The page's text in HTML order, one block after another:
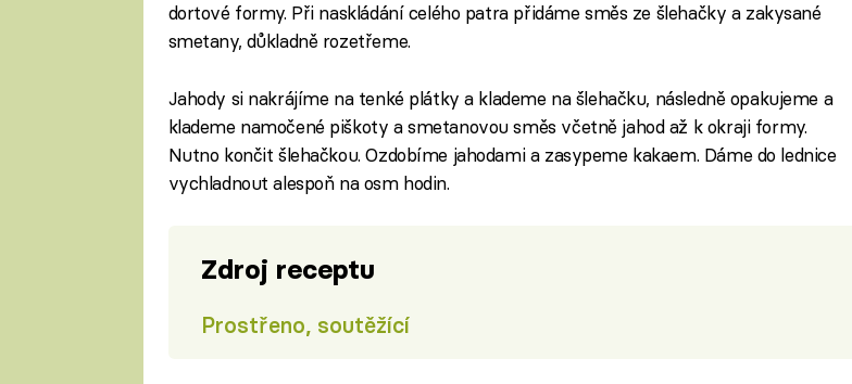
dortové formy. Při naskládání celého patra přidáme směs ze šlehačky a zakysané
smetany, důkladně rozetřeme.
Jahody si nakrájíme na tenké plátky a klademe na šlehačku, následně opakujeme a
klademe namočené piškoty a smetanovou směs včetně jahod až k okraji formy.
Nutno končit šlehačkou. Ozdobíme jahodami a zasypeme kakaem. Dáme do lednice
vychladnout alespoň na osm hodin.
Zdroj receptu
Prostřeno, soutěžící